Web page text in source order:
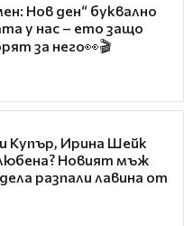
Нов ден“ буквално
у нас – ето защо
за него👀🎬
Купър, Ирина Шейк
Новият мъж
разпали лавина от